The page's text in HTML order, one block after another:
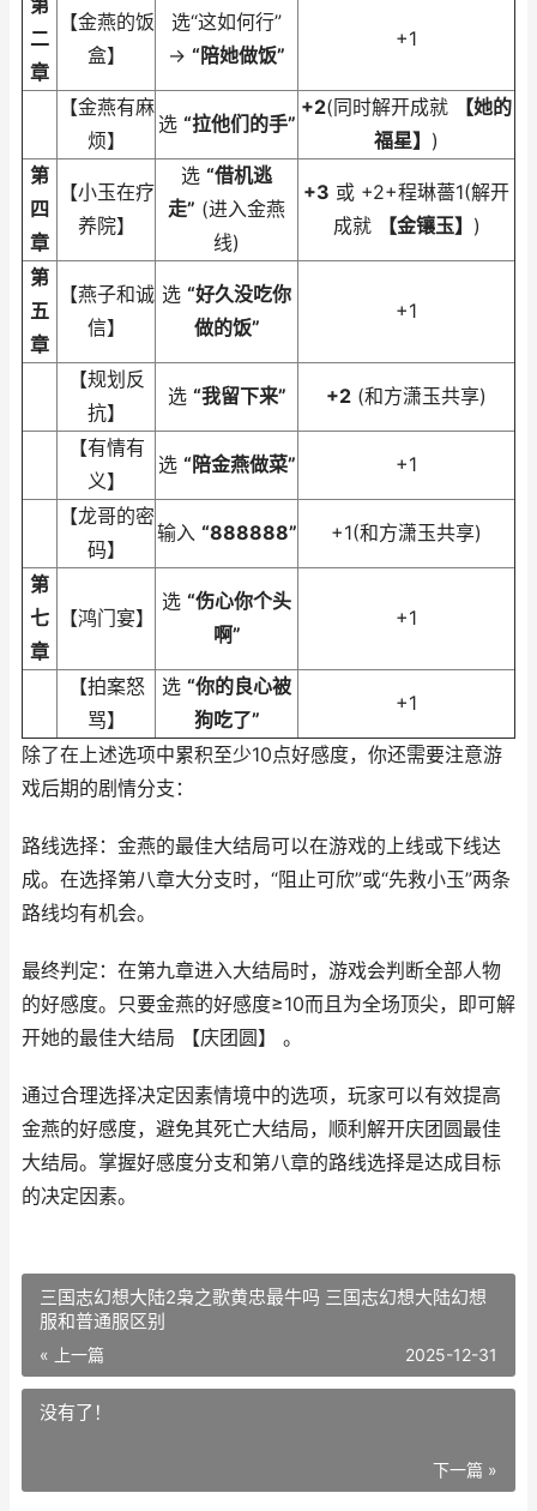
第
二
章
【金燕的饭
盒】
选“这如何行”
→ “陪她做饭”
+1
【金燕有麻
烦】
选 “拉他们的手”
+2(同时解开成就
【她的
福星】 )
第
四
章
【小玉在疗
养院】
选 “借机逃
走” (进入金燕
线)
+3 或 +2+程琳薔1(解开
成就
【金镶玉】 )
第
五
章
【燕子和诚
信】
选 “好久没吃你
做的饭”
+1
【规划反
抗】
选 “我留下来” +2 (和方潇玉共享)
【有情有
义】
选 “陪金燕做菜” +1
【龙哥的密
码】
输入 “888888” +1(和方潇玉共享)
第
七
章
【鸿门宴】
选 “伤心你个头
啊”
+1
【拍案怒
骂】
选 “你的良心被
狗吃了”
+1
除了在上述选项中累积至少10点好感度，你还需要注意游
戏后期的剧情分支：
路线选择：金燕的最佳大结局可以在游戏的上线或下线达
成。在选择第八章大分支时，“阻止可欣”或“先救小玉”两条
路线均有机会。
最终判定：在第九章进入大结局时，游戏会判断全部人物
的好感度。只要金燕的好感度≥10而且为全场顶尖，即可解
开她的最佳大结局 【庆团圆】 。
通过合理选择决定因素情境中的选项，玩家可以有效提高
金燕的好感度，避免其死亡大结局，顺利解开庆团圆最佳
大结局。掌握好感度分支和第八章的路线选择是达成目标
的决定因素。
三国志幻想大陆2枭之歌黄忠最牛吗 三国志幻想大陆幻想
服和普通服区别
« 上一篇 2025-12-31
没有了！
下一篇 »